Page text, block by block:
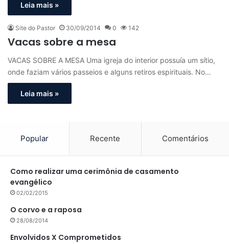
Leia mais »
Site do Pastor 30/09/2014 0 142
Vacas sobre a mesa
VACAS SOBRE A MESA Uma igreja do interior possuía um sítio,
onde faziam vários passeios e alguns retiros espirituais. No…
Leia mais »
Popular Recente Comentários
Como realizar uma cerimônia de casamento
evangélico
02/02/2015
O corvo e a raposa
28/08/2014
Envolvidos X Comprometidos